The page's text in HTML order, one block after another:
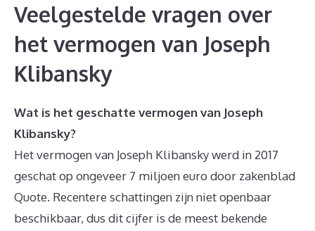
Veelgestelde vragen over
het vermogen van Joseph
Klibansky
Wat is het geschatte vermogen van Joseph
Klibansky?
Het vermogen van Joseph Klibansky werd in 2017
geschat op ongeveer 7 miljoen euro door zakenblad
Quote. Recentere schattingen zijn niet openbaar
beschikbaar, dus dit cijfer is de meest bekende